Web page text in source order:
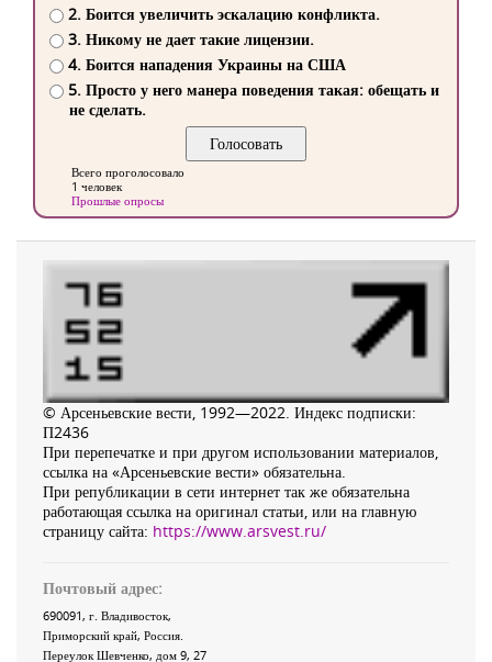
2. Боится увеличить эскалацию конфликта.
3. Никому не дает такие лицензии.
4. Боится нападения Украины на США
5. Просто у него манера поведения такая: обещать и
не сделать.
Всего проголосовало
1 человек
Прошлые опросы
© Арсеньевские вести, 1992—2022. Индекс подписки:
П2436
При перепечатке и при другом использовании материалов,
ссылка на «Арсеньевские вести» обязательна.
При републикации в сети интернет так же обязательна
работающая ссылка на оригинал статьи, или на главную
страницу сайта: https://www.arsvest.ru/
Почтовый адрес:
690091, г. Владивосток,
Приморский край, Россия.
Переулок Шевченко, дом 9, 27